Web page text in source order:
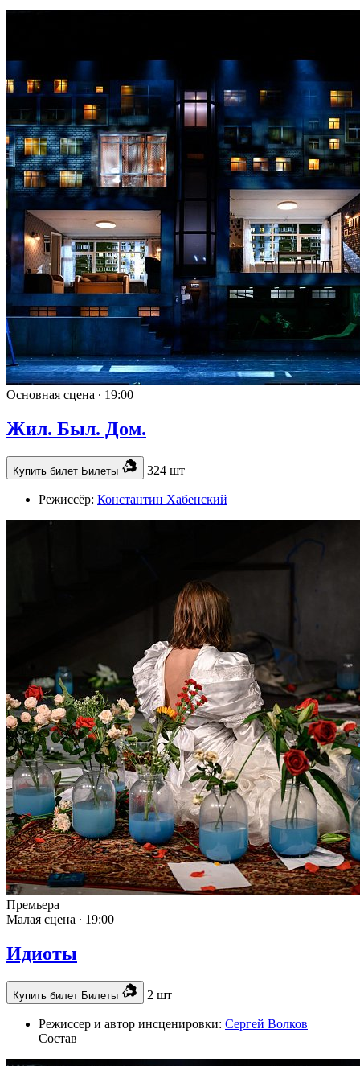
Основная сцена ∙ 19:00
Жил. Был. Дом.
Купить билет Билеты 324 шт
Режиссёр: Константин Хабенский
Премьера
Малая сцена ∙ 19:00
Идиоты
Купить билет Билеты 2 шт
Режиссер и автор инсценировки: Сергей Волков
Состав